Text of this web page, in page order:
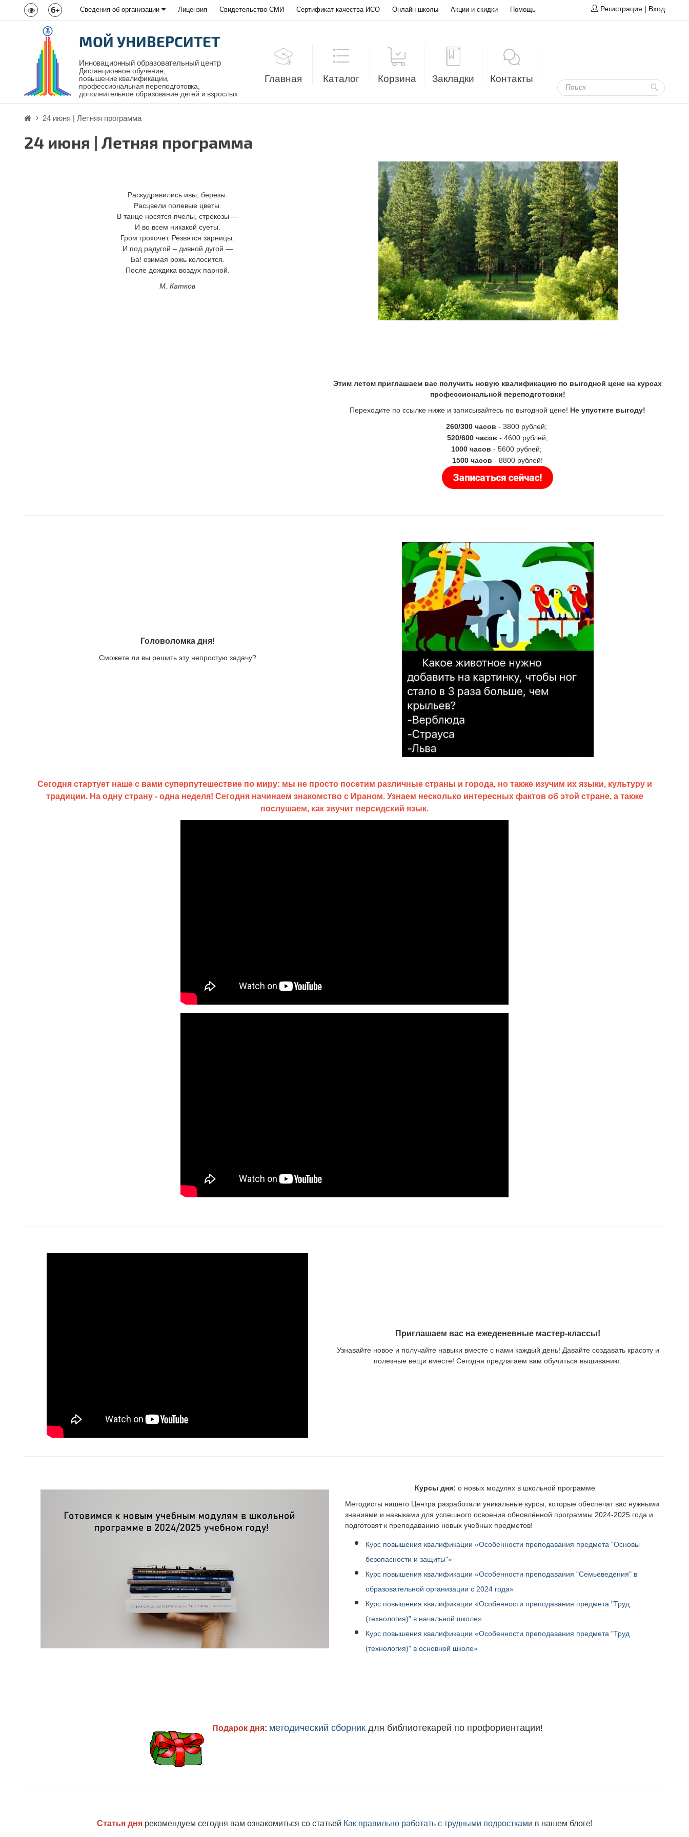
6+ Сведения об организации Лицензия Свидетельство СМИ Сертификат качества ИСО Онлайн школы Акции и скидки Помощь Регистрация | Вход
МОЙ УНИВЕРСИТЕТ
Инновационный образовательный центр
Дистанционное обучение,
повышение квалификации,
профессиональная переподготовка,
дополнительное образование детей и взрослых
Главная Каталог Корзина Закладки Контакты
24 июня | Летняя программа
24 июня | Летняя программа
Раскудрявились ивы, березы.
Расцвели полевые цветы.
В танце носятся пчелы, стрекозы —
И во всем никакой суеты.
Гром грохочет. Резвятся зарницы.
И под радугой – дивной дугой —
Ба! озимая рожь колосится.
После дождика воздух парной.
М. Катков
Этим летом приглашаем вас получить новую квалификацию по выгодной цене на курсах
профессиональной переподготовки!
Переходите по ссылке ниже и записывайтесь по выгодной цене! Не упустите выгоду!
260/300 часов - 3800 рублей;
520/600 часов - 4600 рублей;
1000 часов - 5600 рублей;
1500 часов - 8800 рублей!
Головоломка дня!
Сможете ли вы решить эту непростую задачу?
Сегодня стартует наше с вами суперпутешествие по миру: мы не просто посетим различные страны и города, но также изучим их языки, культуру и
традиции. На одну страну - одна неделя! Сегодня начинаем знакомство с Ираном. Узнаем несколько интересных фактов об этой стране, а также
послушаем, как звучит персидский язык.
Приглашаем вас на ежеденевные мастер-классы!
Узнавайте новое и получайте навыки вместе с нами каждый день! Давайте создавать красоту и
полезные вещи вместе! Сегодня предлагаем вам обучиться вышиванию.
Курсы дня: о новых модулях в школьной программе
Методисты нашего Центра разработали уникальные курсы, которые обеспечат вас нужными
знаниями и навыками для успешного освоения обновлённой программы 2024-2025 года и
подготовят к преподаванию новых учебных предметов!
Курс повышения квалификации «Особенности преподавания предмета "Основы
безопасности и защиты"»
Курс повышения квалификации «Особенности преподавания "Семьеведения" в
образовательной организации с 2024 года»
Курс повышения квалификации «Особенности преподавания предмета "Труд
(технология)" в начальной школе»
Курс повышения квалификации «Особенности преподавания предмета "Труд
(технология)" в основной школе»
Подарок дня: методический сборникдля библиотекарей по профориентации!
Статья дня рекомендуем сегодня вам ознакомиться со статьей Как правильно работать с трудными подростками в нашем блоге!